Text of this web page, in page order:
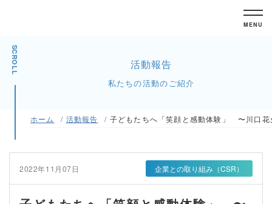
MENU
SCROLL 活動報告
私たちの活動のご紹介
ホーム 活動報告 子どもたちへ「笑顔と感動体験」 〜川口花
2022年11月07日 企業との取り組み（CSR）